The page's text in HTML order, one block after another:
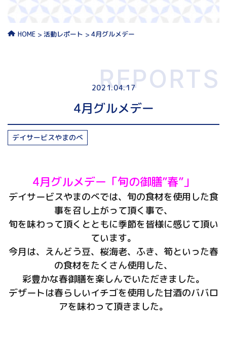
HOME 活動レポート 4月グルメデー
2021.04.17
REPORTS
4月グルメデー
デイサービスやまのべ
4月グルメデー「旬の御膳”春”」
デイサービスやまのべでは、旬の食材を使用した食
事を召し上がって頂く事で、
旬を味わって頂くとともに季節を皆様に感じて頂い
ています。
今月は、えんどう豆、桜海老、ふき、筍といった春
の食材をたくさん使用した、
彩豊かな春御膳を楽しんでいただきました。
デザートは春らしいイチゴを使用した甘酒のババロ
アを味わって頂きました。